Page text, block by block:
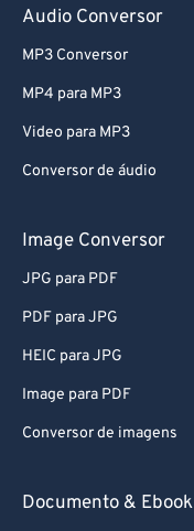
Audio Conversor
MP3 Conversor
MP4 para MP3
Video para MP3
Conversor de áudio
Image Conversor
JPG para PDF
PDF para JPG
HEIC para JPG
Image para PDF
Conversor de imagens
Documento & Ebook